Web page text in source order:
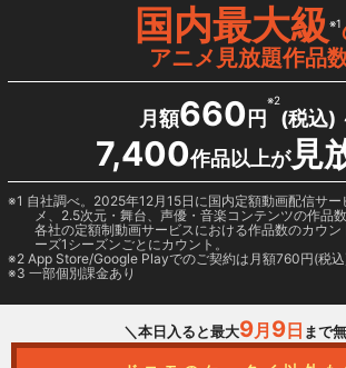
国内最大級※1
アニメ見放題作品
月額660 円
※2
(税込)
7,400作品以上が見
1 自社調べ。2025年12月15日に国内定額動画配信サ
メ、2.5次元・舞台、声優・音楽コンテンツの作品
各社の定額制動画サービスにおける作品数のカウン
ーズ1シーズンごとにカウント。
2 App Store/Google Playでのご契約は月額760円(税
3 一部個別課金あり
＼本日入ると最大9月 9日 まで